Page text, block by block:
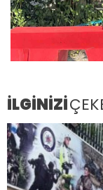
İLGİNİZİ